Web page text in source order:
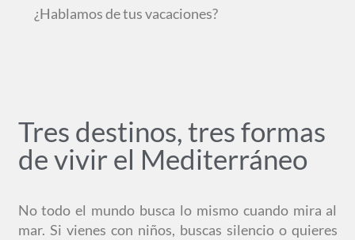
¿Hablamos de tus vacaciones?
Tres destinos, tres formas
de vivir el Mediterráneo
No todo el mundo busca lo mismo cuando mira al
mar. Si vienes con niños, buscas silencio o quieres